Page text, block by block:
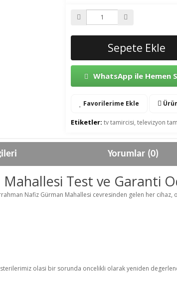
Sepete Ekle
WhatsApp ile Hemen
Favorilerime Ekle
Etiketler: tv tamircisi, televizyon
Yorumlar (0)
Test ve Garanti
Nafiz Gürman Mahallesi cevresinden gelen her
olasi bir sorunda oncelikli olarak yeniden